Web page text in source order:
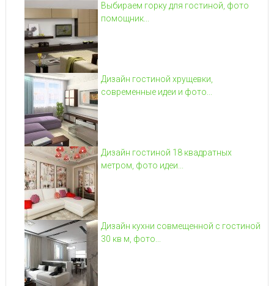
Выбираем горку для гостиной, фото
помощник...
Дизайн гостиной хрущевки,
современные идеи и фото...
Дизайн гостиной 18 квадратных
метром, фото идеи...
Дизайн кухни совмещенной с гостиной
30 кв м, фото...